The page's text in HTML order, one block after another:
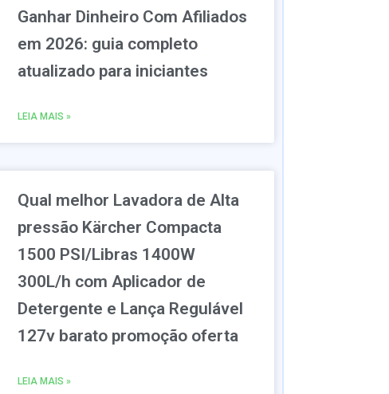
Ganhar Dinheiro Com Afiliados
em 2026: guia completo
atualizado para iniciantes
LEIA MAIS »
Qual melhor Lavadora de Alta
pressão Kärcher Compacta
1500 PSI/Libras 1400W
300L/h com Aplicador de
Detergente e Lança Regulável
127v barato promoção oferta
LEIA MAIS »